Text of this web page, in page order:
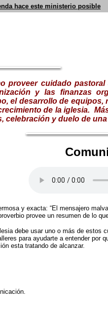
hace este ministerio posible
proveer cuidado
y las finanzas
el desarrollo de
de la iglesia.
celebración y duelo de
y exacta: “El mensajero
provee un resumen de lo
debe usar uno o más de
para ayudarte a entender
esta tratando de alcanzar.